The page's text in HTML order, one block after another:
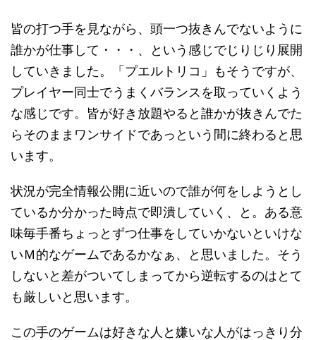
皆の打つ手を見ながら、頭一つ抜きんでないように
誰かが仕事して・・・、という感じでじりじり展開
していきました。「プエルトリコ」もそうですが、
プレイヤー同士でうまくバランスを取っていくよう
な感じです。皆が好き放題やると誰かが抜きんでた
らそのままワンサイドであっという間に終わると思
います。
状況が完全情報公開に近いので誰が何をしようとし
ているか分かった時点で即潰していく、と。ある意
味毎手番ちょっとずつ仕事をしていかないといけな
いＭ的なゲームであるかなぁ、と思いました。そう
しないと差がついてしまってから逆転するのはとて
も厳しいと思います。
この手のゲームは好きな人と嫌いな人がはっきり分